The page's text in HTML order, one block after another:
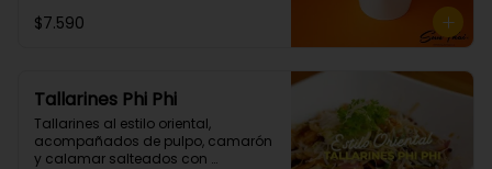
$7.590
Tallarines Phi Phi
Tallarines al estilo oriental,
acompañados de pulpo, camarón
y calamar salteados con